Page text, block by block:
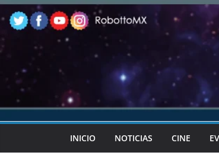
Skip
to
content
INICIO NOTICIAS CINE